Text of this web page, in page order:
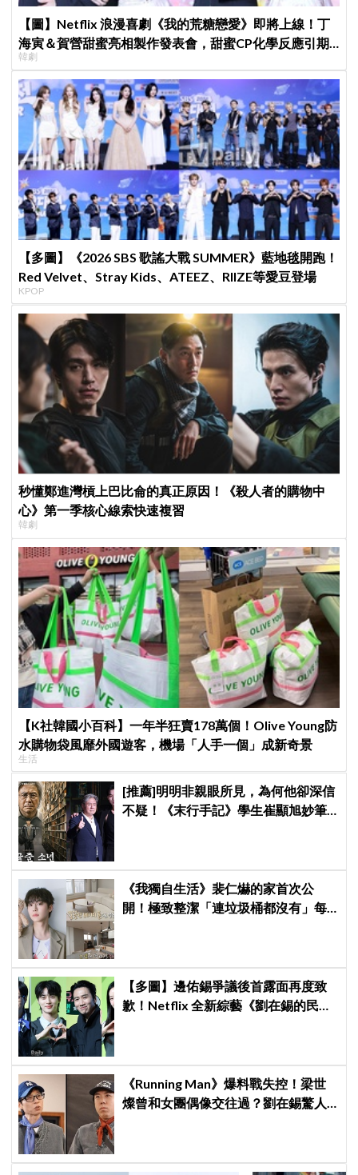
【圖】Netflix 浪漫喜劇《我的荒糖戀愛》即將上線！丁
海寅＆賀營甜蜜亮相製作發表會，甜蜜CP化學反應引期
待
韓劇
【多圖】《2026 SBS 歌謠大戰 SUMMER》藍地毯開跑！
Red Velvet、Stray Kids、ATEEZ、RIIZE等愛豆登場
KPOP
秒懂鄭進灣槓上巴比侖的真正原因！《殺人者的購物中
心》第一季核心線索快速複習
韓劇
【K社韓國小百科】一年半狂賣178萬個！Olive Young防
水購物袋風靡外國遊客，機場「人手一個」成新奇景
生活
[推薦]明明非親眼所見，為何他卻深信
不疑！《末行手記》學生崔顯旭妙筆
《我獨自生活》裴仁爀的家首次公
開！極致整潔「連垃圾桶都沒有」每
【多圖】邊佑錫爭議後首露面再度致
歉！Netflix 全新綜藝《劉在錫的民宿
《Running Man》爆料戰失控！梁世
燦曾和女團偶像交往過？劉在錫驚人